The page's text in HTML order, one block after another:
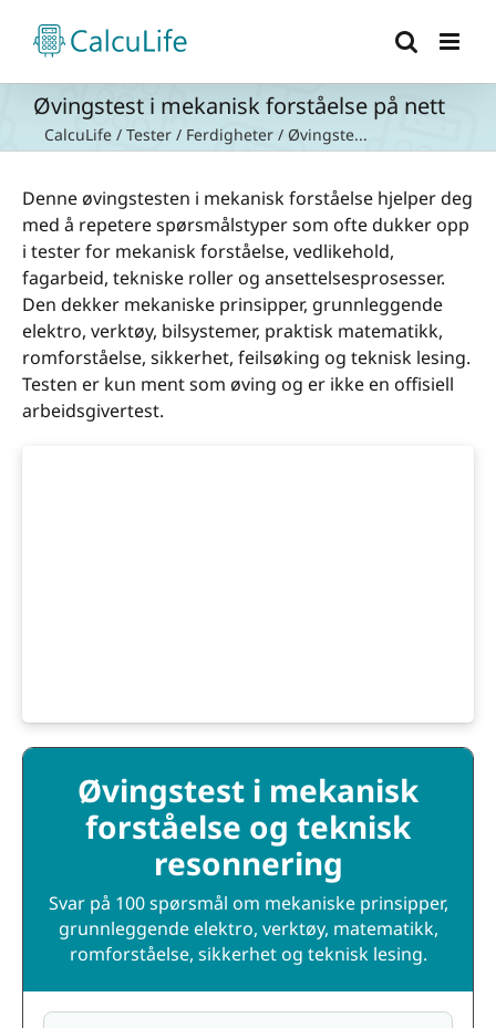
content
Øvingstest i mekanisk forståelse på nett
CalcuLife / Tester / Ferdigheter / Øvingste...
Denne øvingstesten i mekanisk forståelse hjelper deg
med å repetere spørsmålstyper som ofte dukker opp
i tester for mekanisk forståelse, vedlikehold,
fagarbeid, tekniske roller og ansettelsesprosesser.
Den dekker mekaniske prinsipper, grunnleggende
elektro, verktøy, bilsystemer, praktisk matematikk,
romforståelse, sikkerhet, feilsøking og teknisk lesing.
Testen er kun ment som øving og er ikke en offisiell
arbeidsgivertest.
Øvingstest i mekanisk
forståelse og teknisk
resonnering
Svar på 100 spørsmål om mekaniske prinsipper,
grunnleggende elektro, verktøy, matematikk,
romforståelse, sikkerhet og teknisk lesing.